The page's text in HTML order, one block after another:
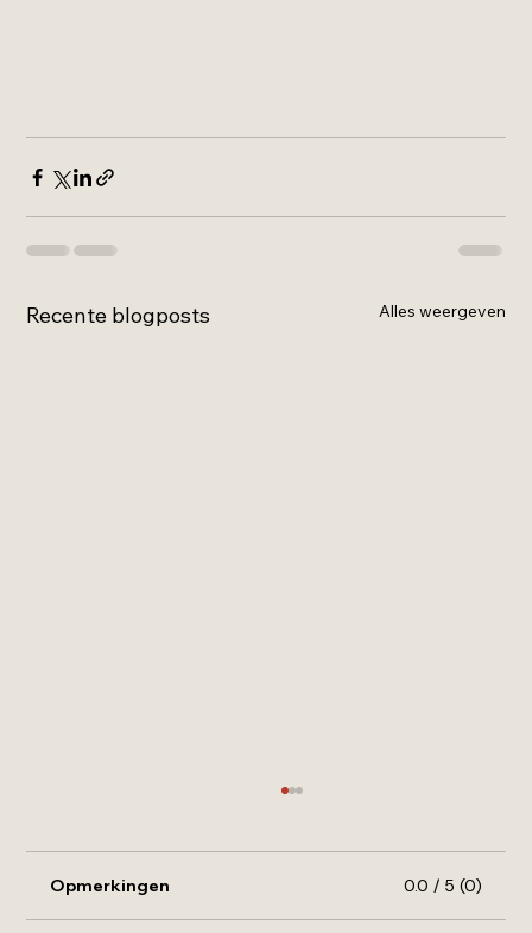
Recente blogposts Alles weergeven
Opmerkingen 0.0 / 5 (0)